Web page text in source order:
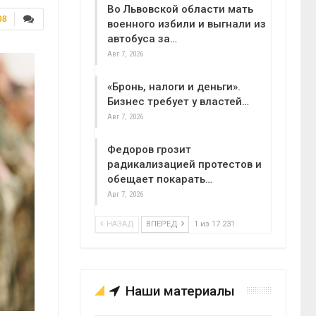
Во Львовской области мать
военного избили и выгнали из
автобуса за…
Авг 7, 2026
«Бронь, налоги и деньги».
Бизнес требует у властей…
Авг 7, 2026
Федоров грозит
радикализацией протестов и
обещает покарать…
Авг 7, 2026
НАЗАД ВПЕРЕД 1 из 17 231
Наши материалы